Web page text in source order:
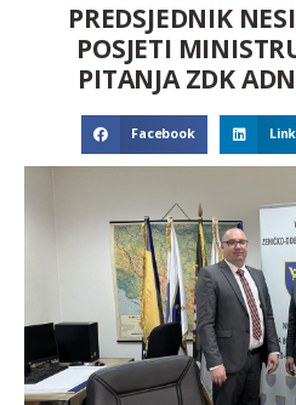
PREDSJEDNIK
POSJETI
PITANJA ZDK
Facebook